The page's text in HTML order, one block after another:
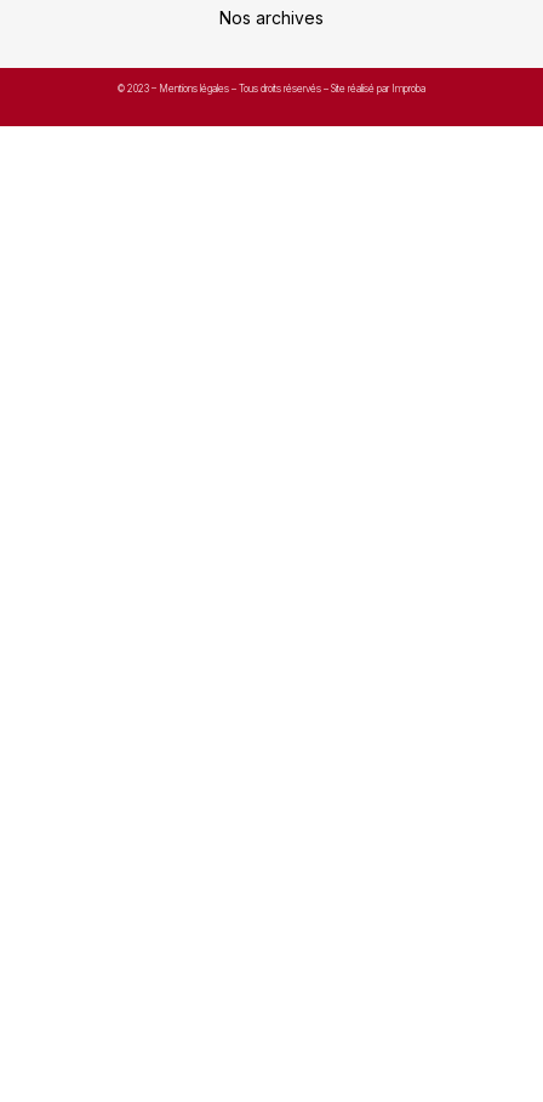
Nos archives
© 2023 – Mentions légales – Tous droits réservés – Site réalisé par Improba